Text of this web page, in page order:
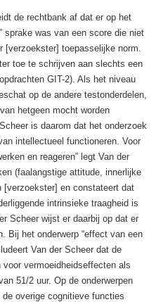
de rechtbank af dat er op het
sprake was van een score die niet
toepasselijke norm.
toe te schrijven aan slechts een
GIT-2). Als het niveau
op de andere testonderdelen,
hetgeen mocht worden
is daarom dat het onderzoek
intellectueel functioneren. Voor
en reageren” legt Van der
(faalangstige attitude, innerlijke
[verzoekster] en constateert dat
intrinsieke traagheid is
Scheer wijst er daarbij op dat er
Bij het onderwerp “effect van een
Van der Scheer dat de
vermoeidheidseffecten als
51/2 uur. Op de onderwerpen
overige cognitieve functies